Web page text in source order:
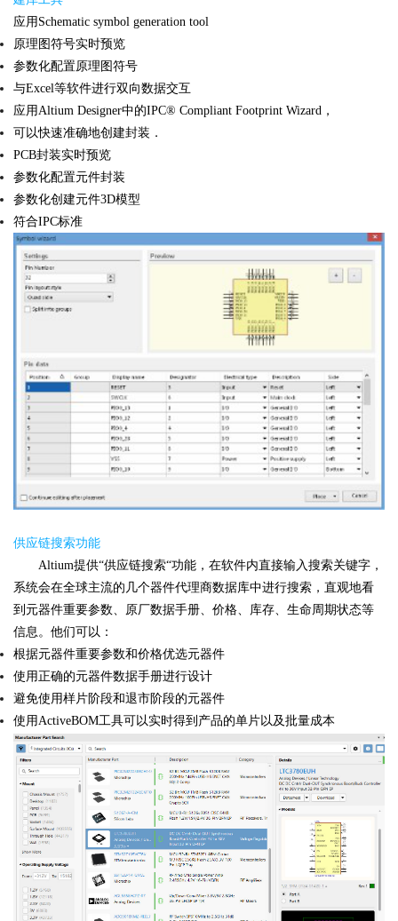
应用Schematic symbol generation tool
原理图符号实时预览
参数化配置原理图符号
与Excel等软件进行双向数据交互
应用Altium Designer中的IPC® Compliant Footprint Wizard，
可以快速准确地创建封装．
PCB封装实时预览
参数化配置元件封装
参数化创建元件3D模型
符合IPC标准
供应链搜索功能
Altium提供“供应链搜索“功能，在软件内直接输入搜索关键字，
系统会在全球主流的几个器件代理商数据库中进行搜索，直观地看
到元器件重要参数、原厂数据手册、价格、库存、生命周期状态等
信息。他们可以：
根据元器件重要参数和价格优选元器件
使用正确的元器件数据手册进行设计
避免使用样片阶段和退市阶段的元器件
使用ActiveBOM工具可以实时得到产品的单片以及批量成本